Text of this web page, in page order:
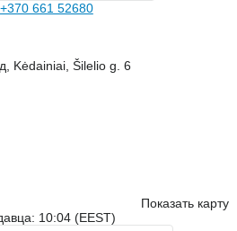
+370 661 52680
Kėdainiai, Šilelio g. 6
Показать карту
10:04 (EEST)